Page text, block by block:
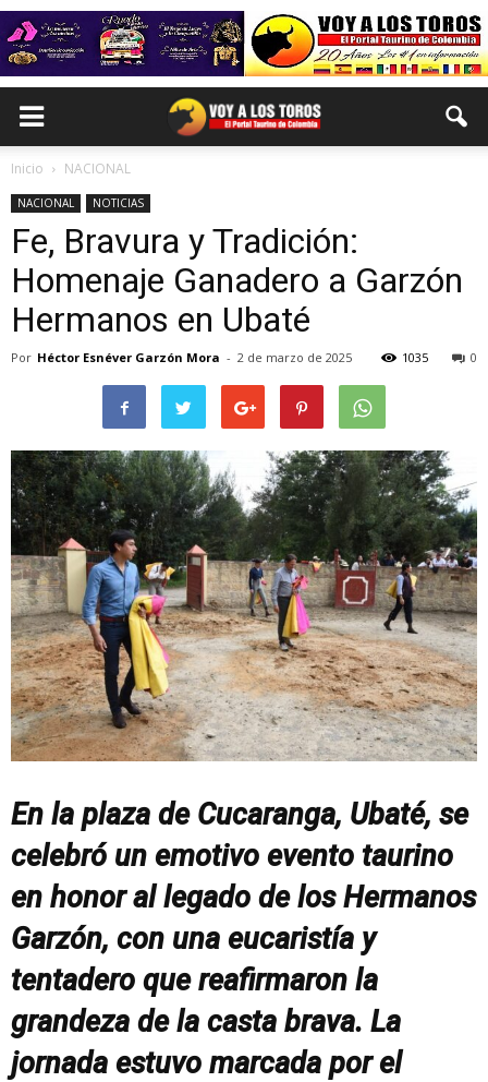
Inicio NACIONAL
NACIONAL NOTICIAS
Fe, Bravura y Tradición:
Homenaje Ganadero a Garzón
Hermanos en Ubaté
Por Héctor Esnéver Garzón Mora - 2 de marzo de 2025 0
1035
En la plaza de Cucaranga, Ubaté, se
celebró un emotivo evento taurino
en honor al legado de los Hermanos
Garzón, con una eucaristía y
tentadero que reafirmaron la
grandeza de la casta brava. La
jornada estuvo marcada por el